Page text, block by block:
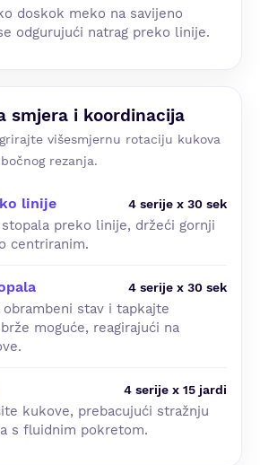
doskok meko na savijeno
odgurujući natrag preko linije.
smjera i koordinacija
višesmjernu rotaciju kukova
rezanja.
linije 4 serije x 30 sek
preko linije, držeći gornji
centriranim.
4 serije x 30 sek
obrambeni stav i tapkajte
moguće, reagirajući na
4 serije x 15 jardi
kukove, prebacujući stražnju
s fluidnim pokretom.